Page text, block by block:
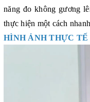
năng đo không gương
thực hiện một cách
HÌNH ẢNH THỰC TẾ